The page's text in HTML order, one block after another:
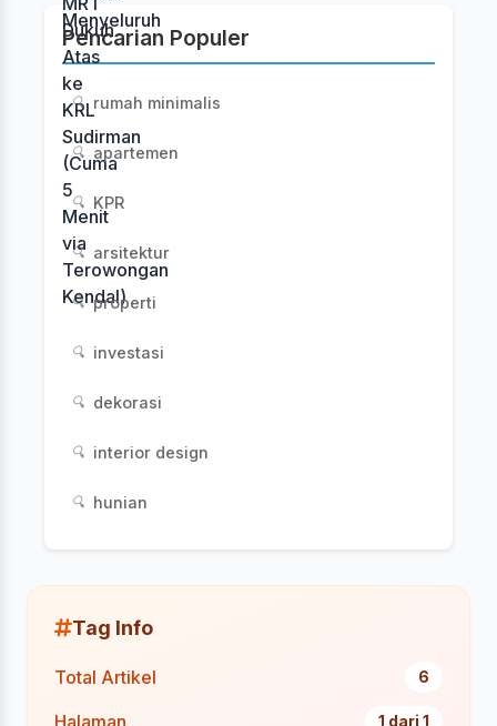
Pencarian Populer
🔍 rumah minimalis
🔍 apartemen
🔍 KPR
🔍 arsitektur
🔍 properti
🔍 investasi
🔍 dekorasi
🔍 interior design
🔍 hunian
Tag Info
Total Artikel 6
Halaman 1 dari 1